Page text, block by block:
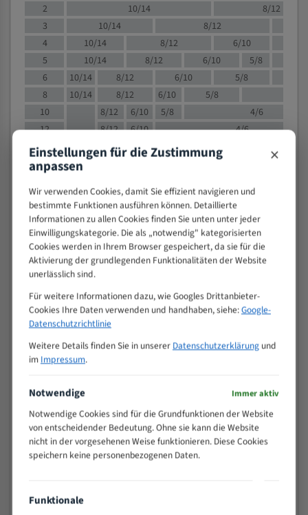
2
10/14
8/12
3
10/14 8/12
4
10/14 8/12 6/10
5
10/14 8/12 6/10
5/8
6
10/14 8/12 6/10
5/8
8
10/14 8/12 6/10 5/8
10
8/12 6/10 5/8
4/6
12
8/12 6/10
4/6
15
8/12 6/10
4/5
20
50
4/5
80
> 100
VOLLMATERIAL
M (mm)
Zoll (ZpZ))
>
25
10/14
15 - 40
8/12
25 - 50
50 - 120
80 - 180
3/4
130 -
350
2/3
150 -
600
Einstellungen für die Zustimmung
anpassen ×
Wir verwenden Cookies, damit Sie effizient navigieren und
bestimmte Funktionen ausführen können. Detaillierte
Informationen zu allen Cookies finden Sie unten unter jeder
Einwilligungskategorie. Die als „notwendig" kategorisierten
Cookies werden in Ihrem Browser gespeichert, da sie für die
Aktivierung der grundlegenden Funktionalitäten der Website
unerlässlich sind.
Für weitere Informationen dazu, wie Googles Drittanbieter-
Cookies Ihre Daten verwenden und handhaben, siehe:Google-
Datenschutzrichtlinie
Weitere Details finden Sie in unserer Datenschutzerklärungund
im Impressum.
Notwendige Immer aktiv
Notwendige Cookies sind für die Grundfunktionen der Website
von entscheidender Bedeutung. Ohne sie kann die Website
nicht in der vorgesehenen Weise funktionieren. Diese Cookies
speichern keine personenbezogenen Daten.
Funktionale